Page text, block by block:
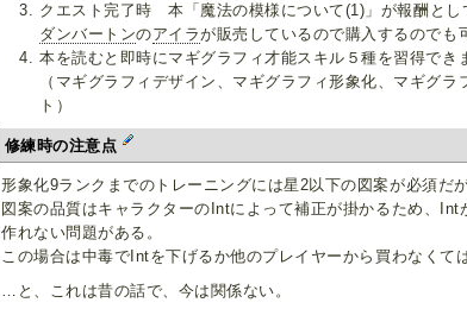
クエスト完了時 本「魔法の模様について(1)」が報酬とし
ダンバートンのアイラが販売しているので購入するのでも
本を読むと即時にマギグラフィ才能スキル５種を習得でき
（マギグラフィデザイン、マギグラフィ形象化、マギグ
ト）
修練時の注意点
形象化9ランクまでのトレーニングには星2以下の図案が必須だが
図案の品質はキャラクターのIntによって補正が掛かるため、
作れない問題がある。
この場合は中毒でIntを下げるか他のプレイヤーから買わなくて
…と、これは昔の話で、今は関係ない。